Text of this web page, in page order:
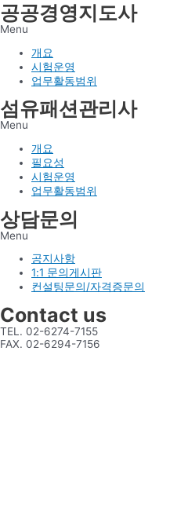
공공경영지도사
Menu
개요
시험운영
업무활동범위
섬유패션관리사
Menu
개요
필요성
시험운영
업무활동범위
상담문의
Menu
공지사항
1:1 문의게시판
컨설팅문의/자격증문의
Contact us
TEL. 02-6274-7155
FAX. 02-6294-7156